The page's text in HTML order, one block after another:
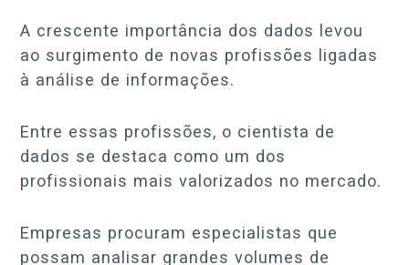
A crescente importância dos dados levou
ao surgimento de novas profissões ligadas
à análise de informações.
Entre essas profissões, o cientista de
dados se destaca como um dos
profissionais mais valorizados no mercado.
Empresas procuram especialistas que
possam analisar grandes volumes de